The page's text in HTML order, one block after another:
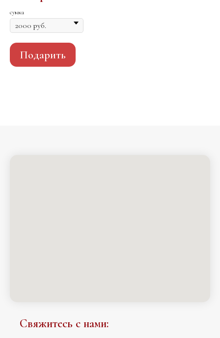
сумма
Подарить
Свяжитесь с нами: